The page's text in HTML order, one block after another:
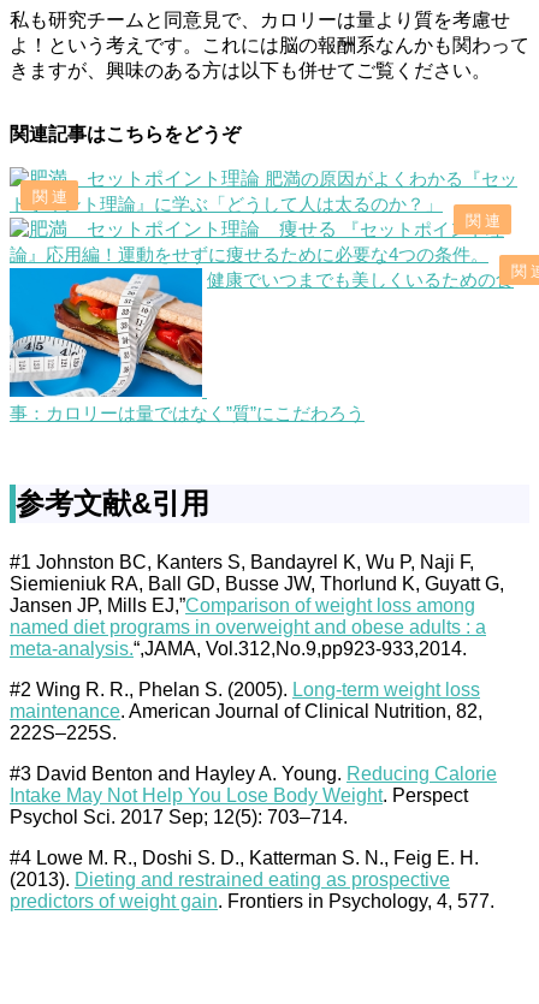
私も研究チームと同意見で、カロリーは量より質を考慮せ
よ！という考えです。これには脳の報酬系なんかも関わって
きますが、興味のある方は以下も併せてご覧ください。
関連記事はこちらをどうぞ
肥満の原因がよくわかる『セッ
トポイント理論』に学ぶ「どうして人は太るのか？」
『セットポイント理
論』応用編！運動をせずに痩せるために必要な4つの条件。
健康でいつまでも美しくいるための食
事：カロリーは量ではなく”質”にこだわろう
参考文献&引用
#1 Johnston BC, Kanters S, Bandayrel K, Wu P, Naji F,
Siemieniuk RA, Ball GD, Busse JW, Thorlund K, Guyatt G,
Jansen JP, Mills EJ,”Comparison of weight loss among
named diet programs in overweight and obese adults : a
meta-analysis.“,JAMA, Vol.312,No.9,pp923-933,2014.
#2 Wing R. R., Phelan S. (2005). Long-term weight loss
maintenance. American Journal of Clinical Nutrition, 82,
222S–225S.
#3 David Benton and Hayley A. Young. Reducing Calorie
Intake May Not Help You Lose Body Weight. Perspect
Psychol Sci. 2017 Sep; 12(5): 703–714.
#4 Lowe M. R., Doshi S. D., Katterman S. N., Feig E. H.
(2013). Dieting and restrained eating as prospective
predictors of weight gain. Frontiers in Psychology, 4, 577.